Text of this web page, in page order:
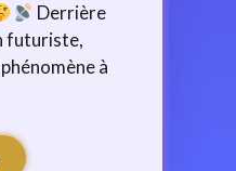
Derrière
futuriste,
à